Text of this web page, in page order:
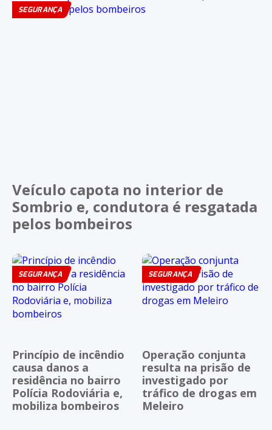
SEGURANÇA
Veículo capota no interior de
Sombrio e, condutora é resgatada
pelos bombeiros
SEGURANÇA
Princípio de incêndio
causa danos a
residência no bairro
Polícia Rodoviária e,
mobiliza bombeiros
SEGURANÇA
Operação conjunta
resulta na prisão de
investigado por
tráfico de drogas em
Meleiro